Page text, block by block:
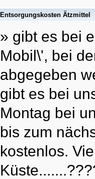
Entsorgungskosten Ätzmittel
» gibt es bei
Mobil\', bei
abgegeben
gibt es bei
Montag bei
bis zum
kostenlos.